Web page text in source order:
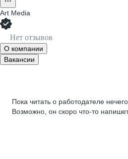
Art Media
Нет отзывов
О компании
Вакансии
Пока читать о работодателе нечего
Возможно, он скоро что‑то